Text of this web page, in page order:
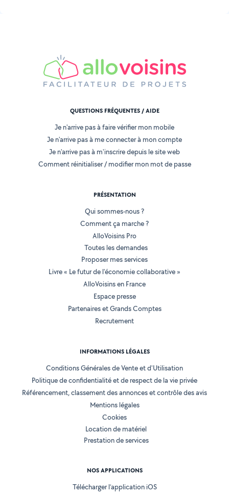
QUESTIONS FRÉQUENTES / AIDE
Je n'arrive pas à faire vérifier mon mobile
Je n'arrive pas à me connecter à mon compte
Je n'arrive pas à m'inscrire depuis le site web
Comment réinitialiser / modifier mon mot de passe
PRÉSENTATION
Qui sommes-nous ?
Comment ça marche ?
AlloVoisins Pro
Toutes les demandes
Proposer mes services
Livre « Le futur de l'économie collaborative »
AlloVoisins en France
Espace presse
Partenaires et Grands Comptes
Recrutement
INFORMATIONS LÉGALES
Conditions Générales de Vente et d'Utilisation
Politique de confidentialité et de respect de la vie privée
Référencement, classement des annonces et contrôle des avis
Mentions légales
Cookies
Location de matériel
Prestation de services
NOS APPLICATIONS
Télécharger l’application iOS